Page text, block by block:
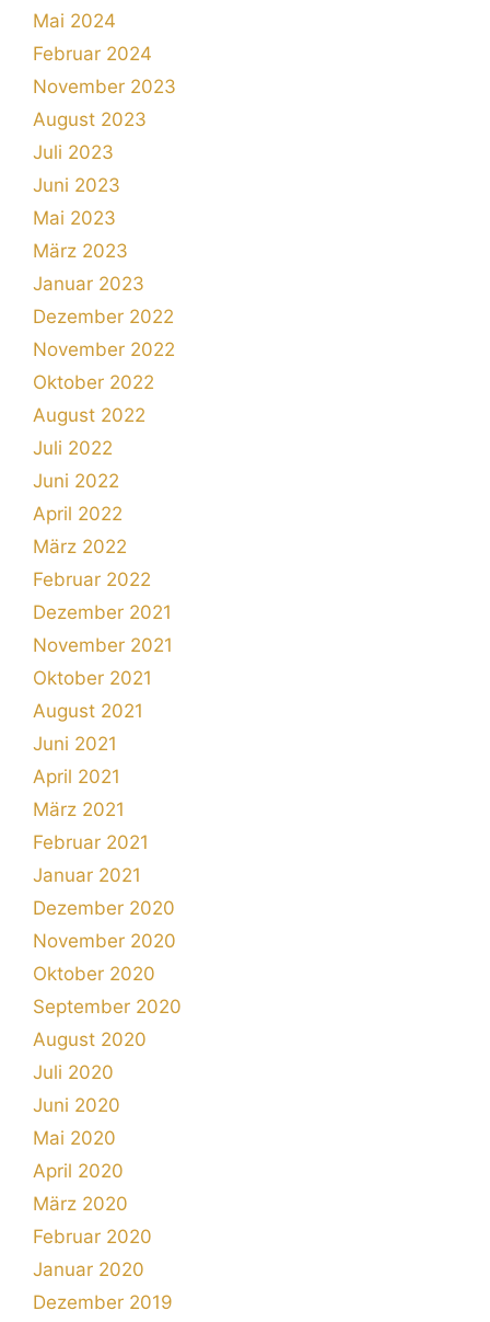
Mai 2024
Februar 2024
November 2023
August 2023
Juli 2023
Juni 2023
Mai 2023
März 2023
Januar 2023
Dezember 2022
November 2022
Oktober 2022
August 2022
Juli 2022
Juni 2022
April 2022
März 2022
Februar 2022
Dezember 2021
November 2021
Oktober 2021
August 2021
Juni 2021
April 2021
März 2021
Februar 2021
Januar 2021
Dezember 2020
November 2020
Oktober 2020
September 2020
August 2020
Juli 2020
Juni 2020
Mai 2020
April 2020
März 2020
Februar 2020
Januar 2020
Dezember 2019